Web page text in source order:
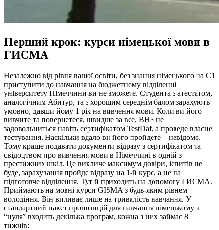
Перший крок: курси німецької мови в
ГИСМА
Незалежно від рівня вашої освіти, без знання німецького на С1
приступити до навчання на бюджетному відділенні
університету Німеччини ви не зможете. Студента з атестатом,
аналогічним Абитур, та з хорошим середнім балом зарахують
умовно, давши йому 1 рік на вивчення мови. Коли ви його
вивчите та повернетеся, швидше за все, ВНЗ не
задовольниться навіть сертифікатом TestDaf, а проведе власне
тестування. Наскільки вдало ви його пройдете – невідомо.
Тому краще подавати документи відразу з сертифікатом та
свідоцтвом про вивчення мови в Німеччині в одній з
престижних шкіл. Це викличе максимум довіри, іспитів не
буде, зарахування пройде відразу на 1-й курс, а не на
підготовче відділення. Тут й приходить на допомогу ГИСМА.
Приймають на мовні курси GISMA з будь-яким рівнем
володіння. Він впливає лише на тривалість навчання. У
стандартний пакет пропозицій для навчання німецькому з
“нуля” входить декілька програм, кожна з них займає 8
тижнів: